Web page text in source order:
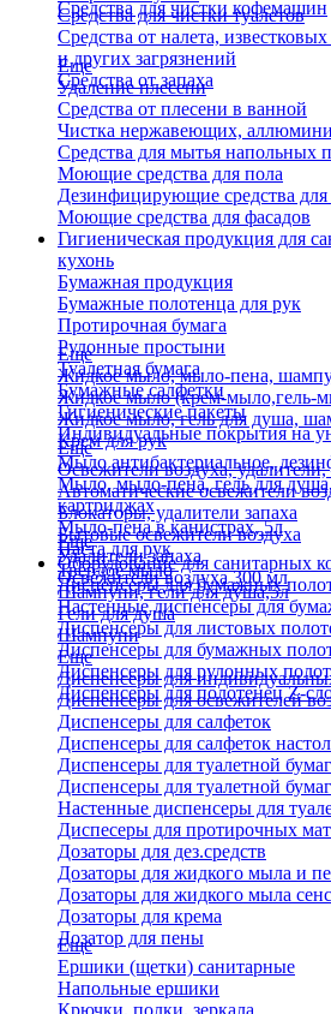
Средства для чистки кофемашин
Средства для чистки туалетов
Средства от налета,
и других загрязнений
Средства от запаха
Еще
Удаление плесени
Средства от плесени в ванной
Чистка нержавеющих,
Средства для мытья напольных
Моющие средства для пола
Дезинфицирующие средства для
Моющие средства для фасадов
Гигиеническая продукция для
кухонь
Бумажная продукция
Бумажные полотенца для рук
Протирочная бумага
Рулонные простыни
Туалетная бумага
Бумажные салфетки
Гигиенические пакеты
Индивидуальные покрытия на
Еще
Жидкое мыло, мыло-пена,
Жидкое мыло (крем-мыло,гель-
Жидкое мыло, гель для душа,
Крем для рук
Мыло антибактериальное,
Мыло, мыло-пена, гель для
картриджах
Мыло-пена в канистрах, 5л
Паста для рук
Твердое мыло
Шампуни, гели для душа,5л
Гели для душа
Шампуни
Еще
Освежители воздуха, удалители,
Автоматические освежители
Блокаторы, удалители запаха
Бытовые освежители воздуха
Удалители запаха
Освежители воздуха 300 мл
Еще
Оборудование для санитарных
Диспенсеры для бумажных
Настенные диспенсеры для
Диспенсеры для листовых
Диспенсеры для бумажных
Диспенсеры для рулонных
Диспенсеры для полотенец Z-
Еще
Диспенсеры для
Диспенсеры для освежителей
Диспенсеры для салфеток
Диспенсеры для салфеток
Диспенсеры для туалетной
Диспенсеры для туалетной
Настенные диспенсеры для
Диспесеры для протирочных
Дозаторы для дез.средств
Дозаторы для жидкого мыла и
Дозаторы для жидкого мыла
Дозаторы для крема
Дозатор для пены
Еще
Ершики (щетки) санитарные
Напольные ершики
Крючки, полки, зеркала